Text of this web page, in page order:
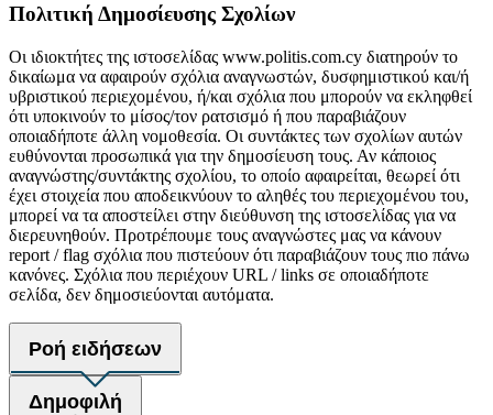
Πολιτική Δημοσίευσης Σχολίων
Οι ιδιοκτήτες της ιστοσελίδας www.politis.com.cy διατηρούν το
δικαίωμα να αφαιρούν σχόλια αναγνωστών, δυσφημιστικού και/ή
υβριστικού περιεχομένου, ή/και σχόλια που μπορούν να εκληφθεί
ότι υποκινούν το μίσος/τον ρατσισμό ή που παραβιάζουν
οποιαδήποτε άλλη νομοθεσία. Οι συντάκτες των σχολίων αυτών
ευθύνονται προσωπικά για την δημοσίευση τους. Αν κάποιος
αναγνώστης/συντάκτης σχολίου, το οποίο αφαιρείται, θεωρεί ότι
έχει στοιχεία που αποδεικνύουν το αληθές του περιεχομένου του,
μπορεί να τα αποστείλει στην διεύθυνση της ιστοσελίδας για να
διερευνηθούν. Προτρέπουμε τους αναγνώστες μας να κάνουν
report / flag σχόλια που πιστεύουν ότι παραβιάζουν τους πιο πάνω
κανόνες. Σχόλια που περιέχουν URL / links σε οποιαδήποτε
σελίδα, δεν δημοσιεύονται αυτόματα.
Ροή ειδήσεων
Δημοφιλή